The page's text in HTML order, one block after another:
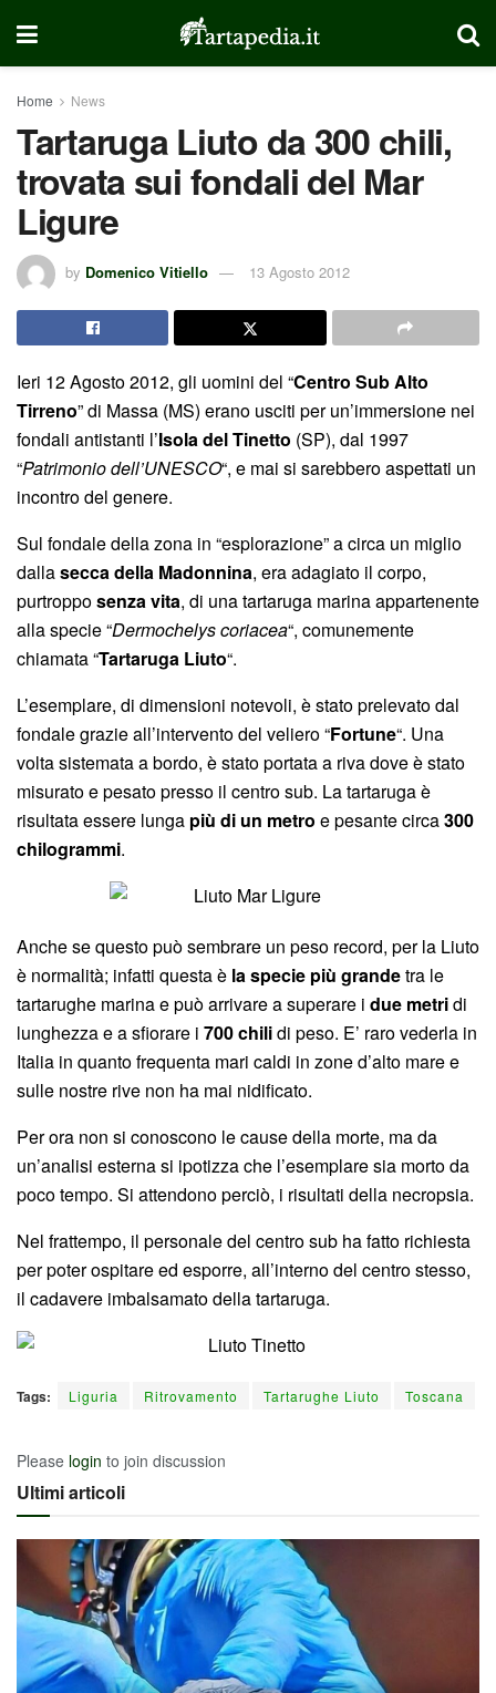
Home News
Tartaruga Liuto da 300 chili,
trovata sui fondali del Mar
Ligure
by Domenico Vitiello 13 Agosto 2012
Ieri 12 Agosto 2012, gli uomini del “Centro Sub Alto
Tirreno” di Massa (MS) erano usciti per un’immersione nei
fondali antistanti l’Isola del Tinetto (SP), dal 1997
“Patrimonio dell’UNESCO“, e mai si sarebbero aspettati un
incontro del genere.
Sul fondale della zona in “esplorazione” a circa un miglio
dallasecca della Madonnina, era adagiato il corpo,
purtropposenza vita, di una tartaruga marina appartenente
alla specie “Dermochelys coriacea“, comunemente
chiamata “Tartaruga Liuto“.
L’esemplare, di dimensioni notevoli, è stato prelevato dal
fondale grazie all’intervento del veliero “Fortune“. Una
volta sistemata a bordo, è stato portata a riva dove è stato
misurato e pesato presso il centro sub. La tartaruga è
risultata essere lunga più di un metro e pesante circa300
chilogrammi.
Anche se questo può sembrare un peso record, per la Liuto
è normalità; infatti questa è la specie più grandetra le
tartarughe marina e può arrivare a superare i due metridi
lunghezza e a sfiorare i 700 chilidi peso. E’ raro vederla in
Italia in quanto frequenta mari caldi in zone d’alto mare e
sulle nostre rive non ha mai nidificato.
Per ora non si conoscono le cause della morte, ma da
un’analisi esterna si ipotizza che l’esemplare sia morto da
poco tempo. Si attendono perciò, i risultati della necropsia.
Nel frattempo, il personale del centro sub ha fatto richiesta
per poter ospitare ed esporre, all’interno del centro stesso,
il cadavere imbalsamato della tartaruga.
Tags: Liguria Ritrovamento Tartarughe Liuto Toscana
Please login to join discussion
Ultimi articoli